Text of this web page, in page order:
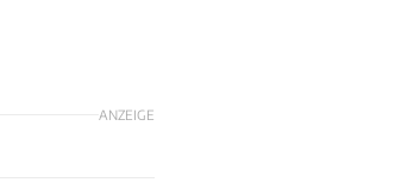
ANZEIGE